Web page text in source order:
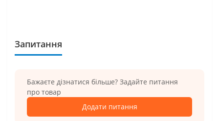
Запитання
Бажаєте дізнатися більше? Задайте питання
про товар
Додати питання